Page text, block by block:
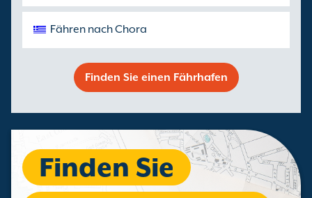
Fähren nach Chora
Finden Sie einen Fährhafen
Finden Sie